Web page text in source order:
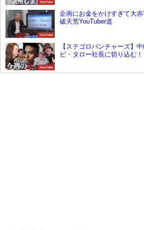
YouTube
YouTube
企画にお金をかけすぎて大
破天荒YouTuber道
YouTube
【ステゴロパンチャーズ】
ビ・タロー社長に切り込む！